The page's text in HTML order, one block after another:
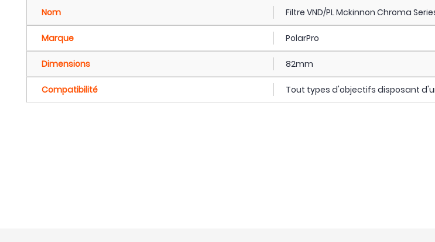
Nom Filtre VND/PL Mckinnon Chroma
Marque PolarPro
Dimensions 82mm
Compatibilité Tout types d'objectifs disposant